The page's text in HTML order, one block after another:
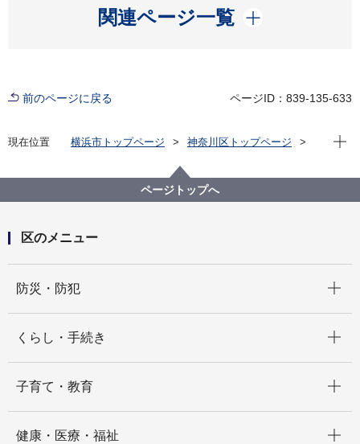
関連ページ一覧
開く
前のページに戻る ページID：839-135-633
現在位置 横浜市トップページ
神奈川区トップページ
松見町一丁目第二公園（まつみちょういっちょうめだ
いにこうえん）
現在
ページトップへ
区のメニュー
防災・防犯
くらし・手続き
子育て・教育
健康・医療・福祉